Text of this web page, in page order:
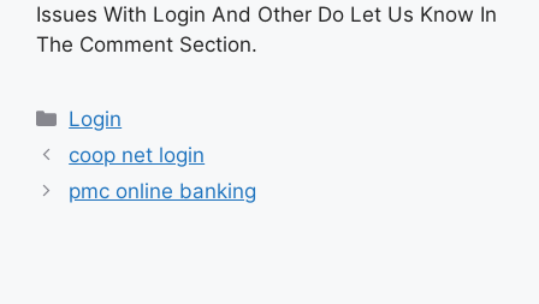
Issues With Login And Other Do Let Us Know In
The Comment Section.
Categories
Login
coop net login
pmc online banking